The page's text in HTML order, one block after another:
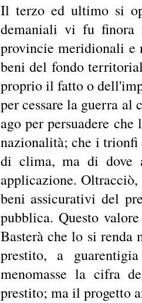
Il terzo ed ultimo si
demaniali vi fu finora
provincie meridionali e
beni del fondo
proprio il fatto o
per cessare la guerra
ago per persuadere
nazionalità; che i trionfi
di clima, ma di dove
applicazione.
beni assicurativi del
pubblica. Questo
Basterà che lo si renda
prestito, a
menomasse la cifra
prestito; ma il progetto